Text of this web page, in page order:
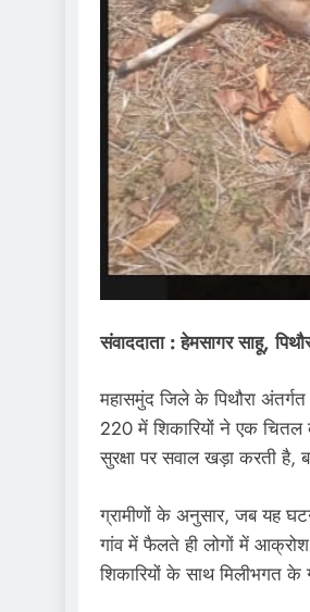
संवाददाता : हेमसागर साहू,
महासमुंद जिले के पिथौरा
220 में शिकारियों ने एक चितल
सुरक्षा पर सवाल खड़ा करती है,
ग्रामीणों के अनुसार, जब यह
गांव में फैलते ही लोगों में
शिकारियों के साथ मिलीभगत के